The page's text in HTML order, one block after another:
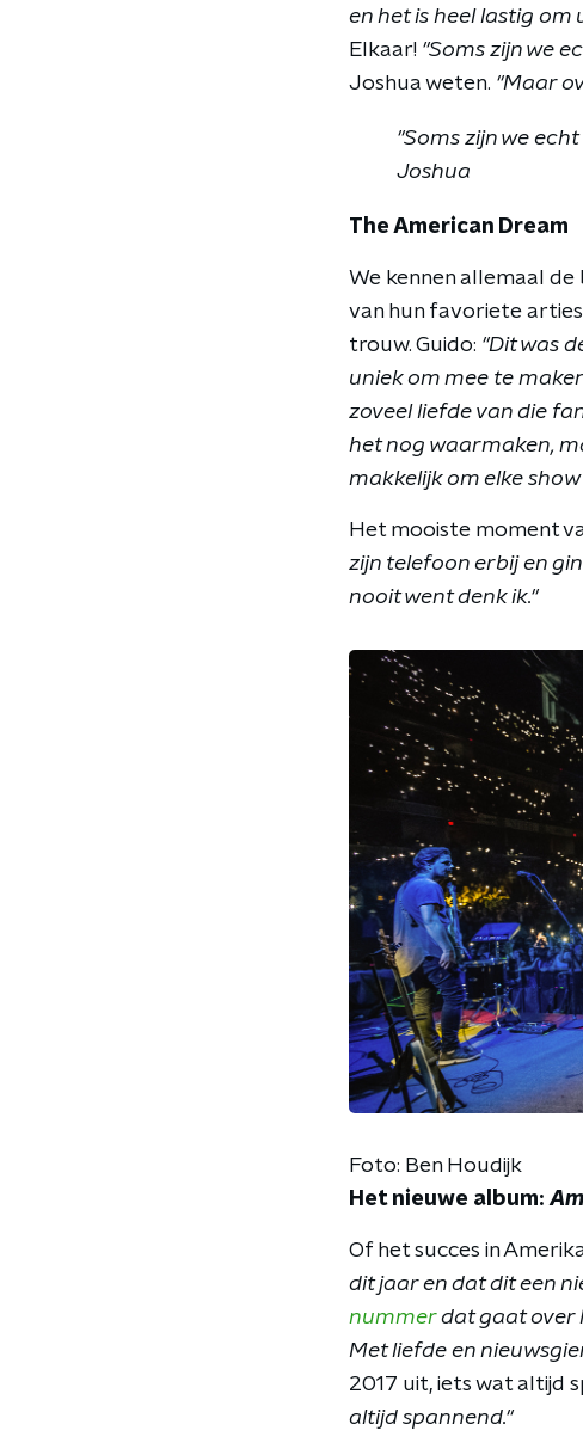
en het is heel lastig om
Elkaar! "Soms zijn we
Joshua weten. "Maar
"Soms zijn we
Joshua
The American Dream
We kennen allemaal de
van hun favoriete
trouw. Guido: "Dit was
uniek om mee te
zoveel liefde van die
het nog waarmaken,
makkelijk om elke
Het mooiste moment
zijn telefoon erbij en
nooit went denk ik."
Foto: Ben Houdijk
Het nieuwe album:
Of het succes in
dit jaar en dat dit een
nummerdat gaat over
Met liefde en
2017 uit, iets wat altijd
altijd spannend."